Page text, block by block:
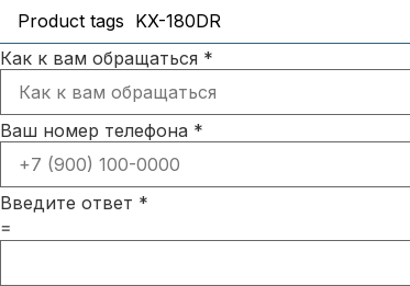
Как к вам обращаться *
Ваш номер телефона *
Введите ответ *
=